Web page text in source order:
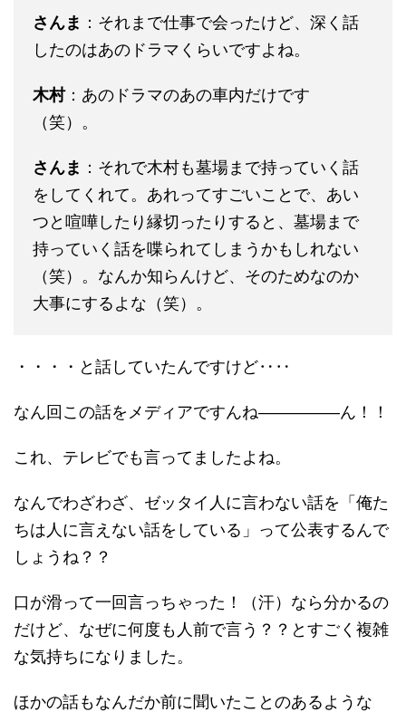
さんま ：それまで仕事で会ったけど、深く話
したのはあのドラマくらいですよね。
木村：あのドラマのあの車内だけです
（笑）。
さんま ：それで木村も墓場まで持っていく話
をしてくれて。あれってすごいことで、あい
つと喧嘩したり縁切ったりすると、墓場まで
持っていく話を喋られてしまうかもしれない
（笑）。なんか知らんけど、そのためなのか
大事にするよな（笑）。
・・・・と話していたんですけど‥‥
なん回この話をメディアですんね―――――ん！！
これ、テレビでも言ってましたよね。
なんでわざわざ、ゼッタイ人に言わない話を「俺た
ちは人に言えない話をしている」って公表するんで
しょうね？？
口が滑って一回言っちゃった！（汗）なら分かるの
だけど、なぜに何度も人前で言う？？とすごく複雑
な気持ちになりました。
ほかの話もなんだか前に聞いたことのあるような